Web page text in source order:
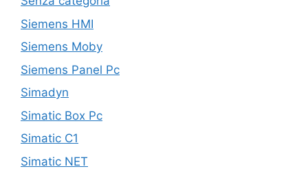
Siemens HMI
Siemens Moby
Siemens Panel Pc
Simadyn
Simatic Box Pc
Simatic C1
Simatic NET